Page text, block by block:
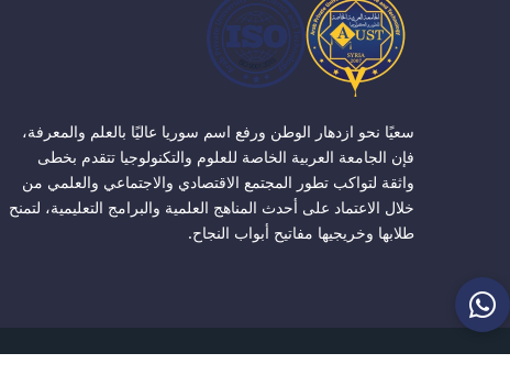
سعيًا نحو ازدهار الوطن ورفع اسم سوريا عاليًا بالعلم والمعرفة،
فإن الجامعة العربية الخاصة للعلوم والتكنولوجيا تتقدم بخطى
واثقة لتواكب تطور المجتمع الاقتصادي والاجتماعي والعلمي من
خلال الاعتماد على أحدث المناهج العلمية والبرامج التعليمية، لتمنح
طلابها وخريجيها مفاتيح أبواب النجاح.
الجامعة